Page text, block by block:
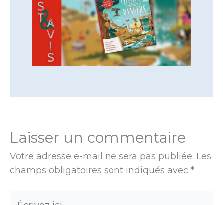
Laisser un commentaire
Votre adresse e-mail ne sera pas publiée. Les
champs obligatoires sont indiqués avec *
Écrivez